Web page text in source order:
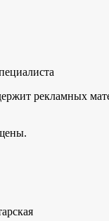
рекламных